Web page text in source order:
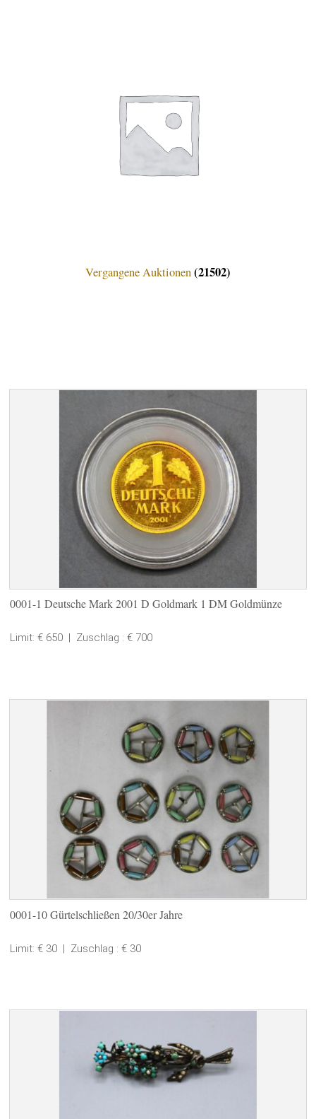
Vergangene Auktionen(21502)
0001-1 Deutsche Mark 2001 D Goldmark 1 DM Goldmünze
Limit: € 650 Zuschlag : € 700
0001-10 Gürtelschließen 20/30er Jahre
Limit: € 30 | Zuschlag : € 30